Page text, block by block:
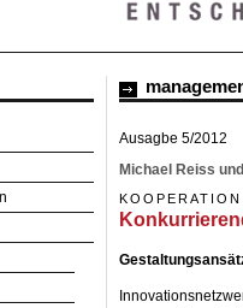
Ausagbe 5/2012
Michael Reiss